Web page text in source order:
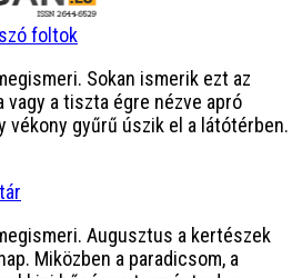
foltok
Sokan ismerik ezt az
a tiszta égre nézve apró
vékony gyűrű úszik el a látótérben.
Augusztus a kertészek
Miközben a paradicsom, a